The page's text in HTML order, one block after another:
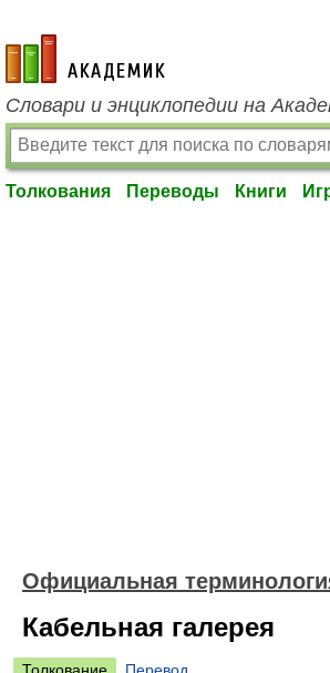
academic.ru
Словари и энциклопедии на
Толкования Переводы Книги
Официальная
Кабельная галерея